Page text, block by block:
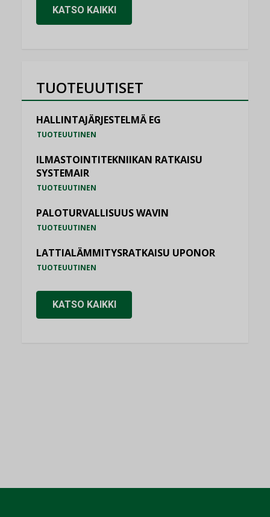
KATSO KAIKKI
TUOTEUUTISET
HALLINTAJÄRJESTELMÄ EG
TUOTEUUTINEN
ILMASTOINTITEKNIIKAN RATKAISU
SYSTEMAIR
TUOTEUUTINEN
PALOTURVALLISUUS WAVIN
TUOTEUUTINEN
LATTIALÄMMITYSRATKAISU UPONOR
TUOTEUUTINEN
KATSO KAIKKI